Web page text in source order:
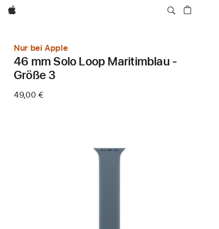
Apple
Nur bei Apple
46 mm Solo Loop Maritimblau -
Größe 3
49,00 €